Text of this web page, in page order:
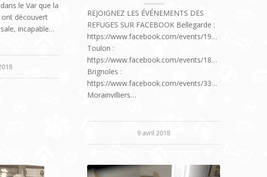
le Var que la
découvert
incapable…
REJOIGNEZ LES ÉVÉNEMENTS DES
REFUGES SUR FACEBOOK Bellegarde :
https://www.facebook.com/events/195769661031614/
Toulon :
https://www.facebook.com/events/1839087633052330/
Brignoles :
https://www.facebook.com/events/337802269959216/
Morainvilliers…
9 avril 2018